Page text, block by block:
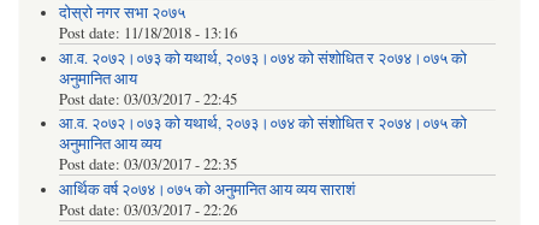
दोस्रो नगर सभा २०७५
Post date: 11/18/2018 - 13:16
आ.व. २०७२।०७३ को यथार्थ, २०७३।०७४ को संशोधित र २०७४।०७५ को
अनुमानित आय
Post date: 03/03/2017 - 22:45
आ.व. २०७२।०७३ को यथार्थ, २०७३।०७४ को संशोधित र २०७४।०७५ को
अनुमानित आय व्यय
Post date: 03/03/2017 - 22:35
आर्थिक वर्ष २०७४।०७५ को अनुमानित आय व्यय साराशं
Post date: 03/03/2017 - 22:26